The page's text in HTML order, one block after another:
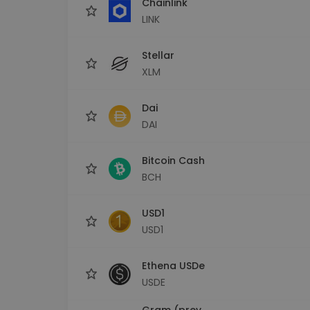
LINK
Stellar
XLM
Dai
DAI
Bitcoin Cash
BCH
USD1
USD1
Ethena USDe
USDE